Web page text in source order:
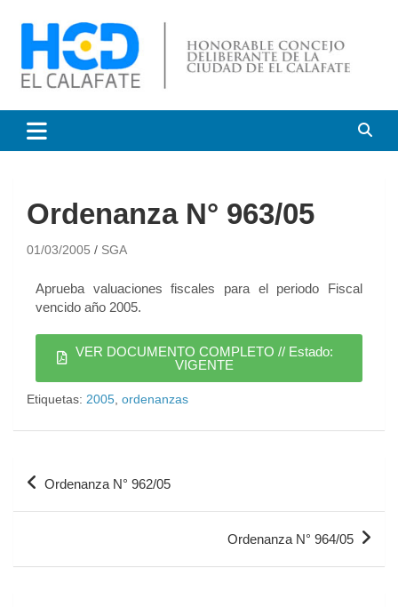
Honorable Concejo
Deliberante de El Calafate
Ordenanza N° 963/05
01/03/2005 SGA
Aprueba valuaciones fiscales para el periodo Fiscal
vencido año 2005.
VER DOCUMENTO COMPLETO // Estado:
VIGENTE
Etiquetas: 2005 ordenanzas
Ordenanza N° 962/05
Ordenanza N° 964/05